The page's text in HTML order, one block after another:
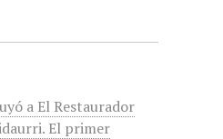
a El Restaurador
El primer